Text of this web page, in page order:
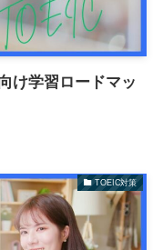
け学習ロードマッ
TOEIC対策